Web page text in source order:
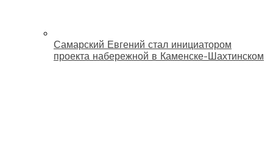
Самарский Евгений стал инициатором
проекта набережной в Каменске-Шахтинском